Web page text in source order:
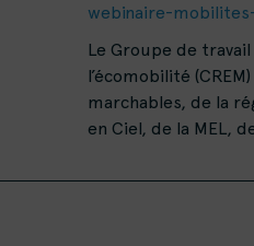
webinaire-
Le Groupe de
l’écomobilité
marchables, de la
en Ciel, de la MEL,